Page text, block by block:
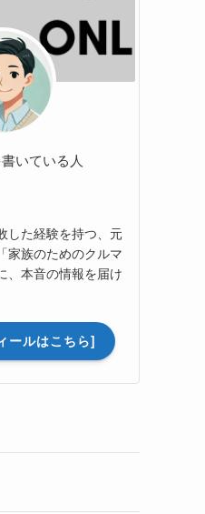
いている人
した経験を持つ、元
家族のためのクルマ
、本音の情報を届け
ールはこちら]